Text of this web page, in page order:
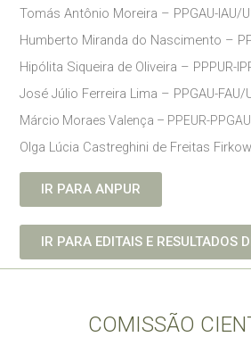
Tomás Antônio Moreira – PPGAU-IAU/
Humberto Miranda do Nascimento –
Hipólita Siqueira de Oliveira – PPPUR-
José Júlio Ferreira Lima – PPGAU-FAU/
Márcio Moraes Valença – PPEUR-
Olga Lúcia Castreghini de Freitas
IR PARA ANPUR
IR PARA EDITAIS E RESULTADOS
COMISSÃO